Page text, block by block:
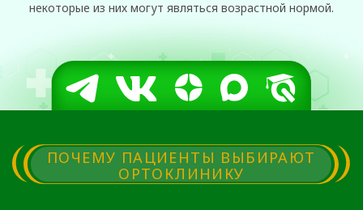
Наша клиника специализируется на
проведении безоперационного лечения
артрозов на любой стадии. Лечение
проявлений артрозов проводится с
с медикаментозной и локальной
инъекционной терапией.
В самых тяжелых случаях мы проводим
оперативное лечение с применением самых
современных имплантатов и методик.